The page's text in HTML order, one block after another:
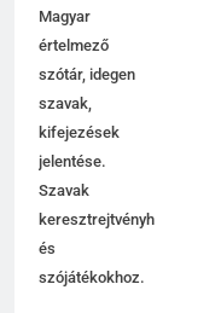
Magyar
értelmező
szótár, idegen
szavak,
kifejezések
jelentése.
Szavak
keresztrejtvényhez
és
szójátékokhoz.